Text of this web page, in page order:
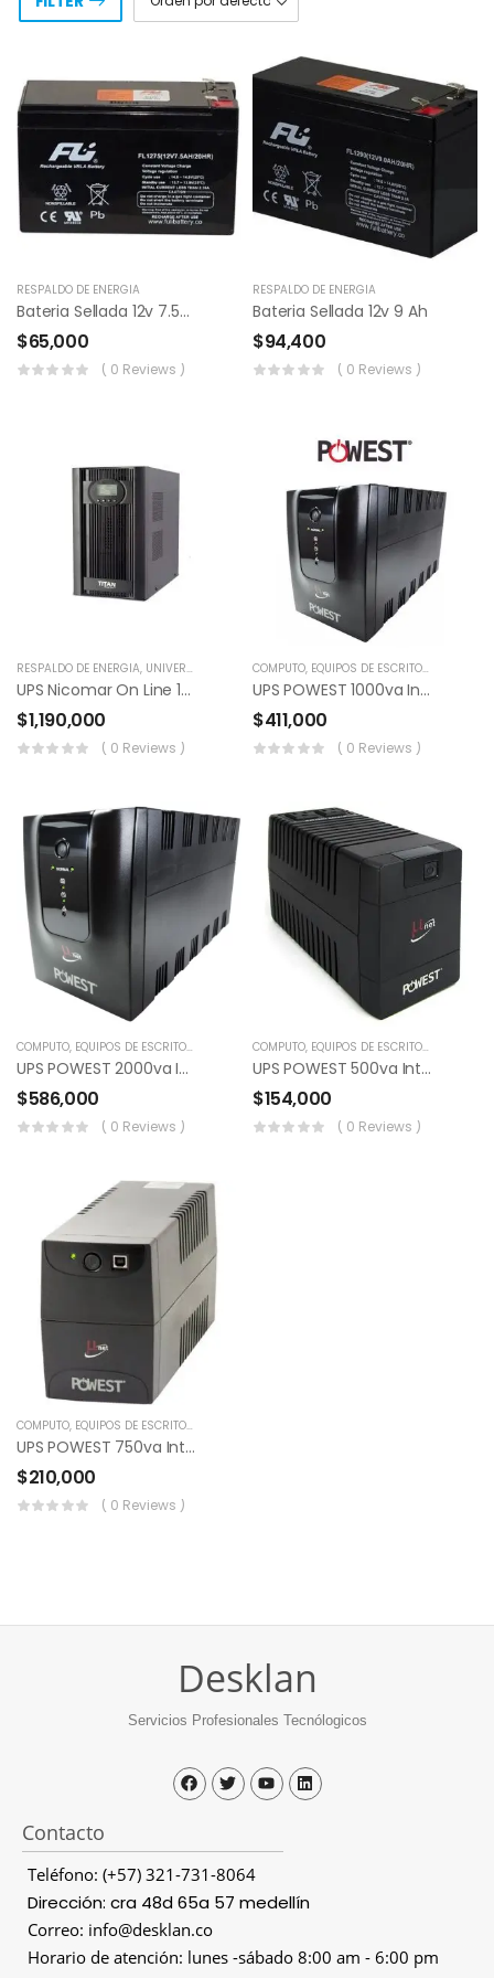
RESPALDO DE ENERGÍA
Bateria Sellada 12v 7.5ah
$65,000
( 0 Reviews )
RESPALDO DE ENERGÍA
Bateria Sellada 12v 9 Ah
$94,400
( 0 Reviews )
RESPALDO DE ENERGÍA, UNIVERSO ELECTRICO
UPS Nicomar On Line 1kva
$1,190,000
( 0 Reviews )
COMPUTO, EQUIPOS DE ESCRITORIO
UPS POWEST 1000va Interactiva
$411,000
( 0 Reviews )
COMPUTO, EQUIPOS DE ESCRITORIO RESPALDO DE ENERGÍA ,UNIVERSO ELECTRICO
UPS POWEST 2000va Interactiva
$586,000
( 0 Reviews )
COMPUTO, EQUIPOS DE ESCRITORIO
UPS POWEST 500va Interactiva
$154,000
( 0 Reviews )
COMPUTO, EQUIPOS DE ESCRITORIO
UPS POWEST 750va Interactiva
$210,000
( 0 Reviews )
Desklan
Servicios Profesionales Tecnólogicos
Contacto
Teléfono: (+57) 321-731-8064
Dirección: cra 48d 65a 57 medellín
Correo: info@desklan.co
Horario de atención: lunes -sábado 8:00 am - 6:00 pm